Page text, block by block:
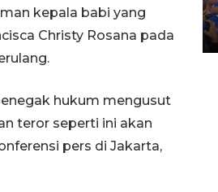
kepala babi yang
Christy Rosana pada
hukum mengusut
teror seperti ini akan
pers di Jakarta,
6:17 WIB